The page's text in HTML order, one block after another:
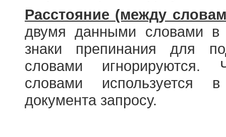
Расстояние (между
двумя данными словами в
знаки препинания для
словами игнорируются.
словами используется в
документа запросу.